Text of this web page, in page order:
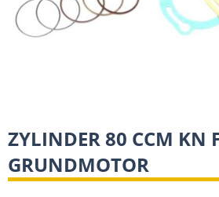
ZYLINDER 80 CCM KN
GRUNDMOTOR